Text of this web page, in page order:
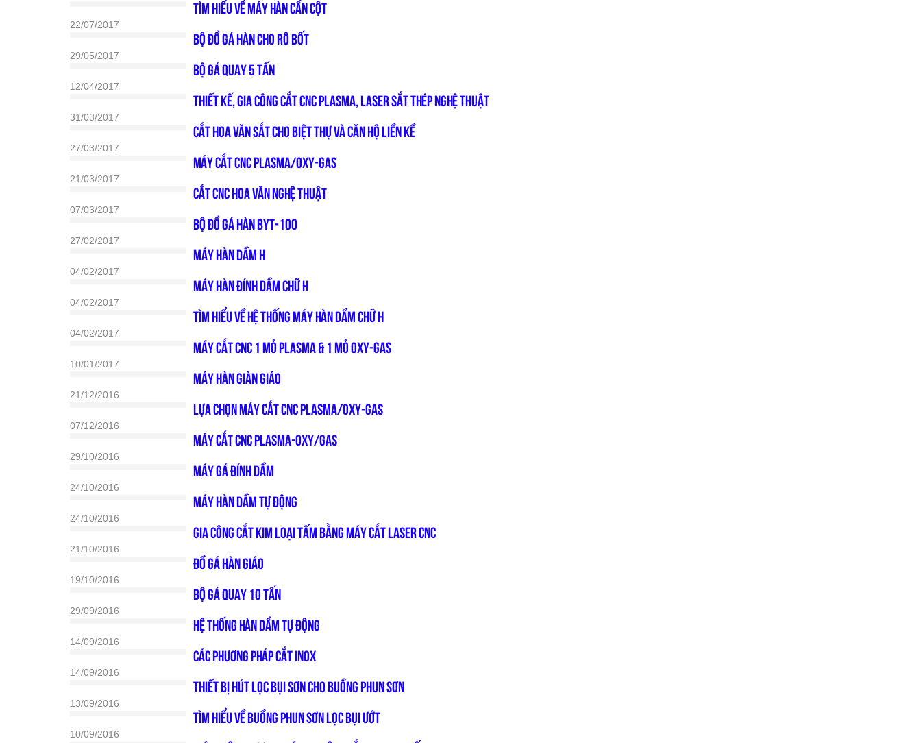
Tìm hiểu về máy hàn cần cột
22/07/2017
Bộ Đồ Gá Hàn Cho Rô Bốt
29/05/2017
BỘ GÁ QUAY 5 TẤN
12/04/2017
Thiết kế, gia công cắt CNC Plasma, Laser sắt thép nghệ thuật
31/03/2017
Cắt hoa văn sắt cho biệt thự và căn hộ liền kề
27/03/2017
Máy cắt CNC Plasma/Oxy-gas
21/03/2017
Cắt CNC Hoa Văn Nghệ Thuật
07/03/2017
BỘ ĐỒ GÁ HÀN BYT-100
27/02/2017
MÁY HÀN DẦM H
04/02/2017
MÁY HÀN ĐÍNH DẦM CHỮ H
04/02/2017
Tìm hiểu về hệ thống máy hàn dầm chữ H
04/02/2017
MÁY CẮT CNC 1 MỎ PLASMA & 1 MỎ OXY-GAS
10/01/2017
MÁY HÀN GIÀN GIÁO
21/12/2016
LỰA CHỌN MÁY CẮT CNC PLASMA/OXY-GAS
07/12/2016
MÁY CẮT CNC PLASMA-OXY/GAS
29/10/2016
MÁY GÁ ĐÍNH DẦM
24/10/2016
MÁY HÀN DẦM TỰ ĐỘNG
24/10/2016
GIA CÔNG CẮT KIM LOẠI TẤM BẰNG MÁY CẮT LASER CNC
21/10/2016
ĐỒ GÁ HÀN GIÁO
19/10/2016
BỘ GÁ QUAY 10 TẤN
29/09/2016
Hệ thống hàn dầm tự động
14/09/2016
Các phương pháp cắt Inox
14/09/2016
Thiết bị hút lọc bụi sơn cho Buồng phun sơn
13/09/2016
Tìm hiểu về buồng phun sơn lọc bụi ướt
10/09/2016